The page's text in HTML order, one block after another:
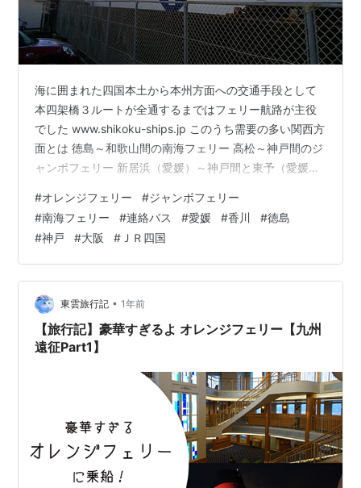
海に囲まれた四国本土から本州方面への交通手段として
本四架橋３ルートが全通するまではフェリー航路が主役
でした www.shikoku-ships.jp このうち需要の多い関西方
面とは 徳島～和歌山間の南海フェリー 高松～神戸間のジ
ャンボフェリー 新居浜（愛媛）～神戸間と東予（愛媛）
高速バスやＪＲに奪われた現在でも 本四架橋ルートが通
行止めになった場合の 代替ルートとしての役割も担って
いることから 廃止されることなく運航は継続されていま
す 近年ではこれらの航路に新造船が相次いで就航し その
船内設備や船内レストランの食事内容がグレードアップ
した…
#オレンジフェリー #ジャンボフェリー
#南海フェリー #連絡バス #愛媛 #香川 #徳島
#神戸 #大阪 # ＪＲ四国
東雲旅行記 • 1年前
【旅行記】豪華すぎるよ オレンジフェリー【九州
遠征Part1】